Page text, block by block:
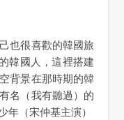
韓國人，這裡搭建
背景在那時期的韓
名（我有聽過）的
（宋仲基主演）